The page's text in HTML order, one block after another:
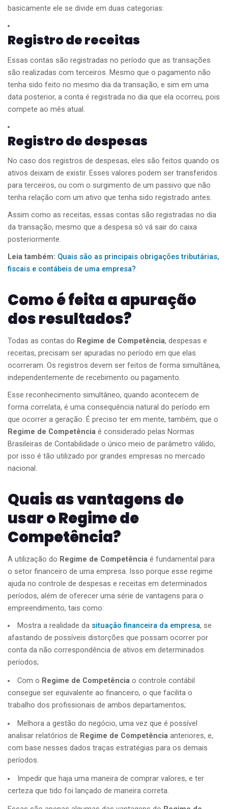
basicamente ele se divide em duas categorias:
Registro de receitas
Essas contas são registradas no período que as transações
são realizadas com terceiros. Mesmo que o pagamento não
tenha sido feito no mesmo dia da transação, e sim em uma
data posterior, a conta é registrada no dia que ela ocorreu, pois
compete ao mês atual.
Registro de despesas
No caso dos registros de despesas, eles são feitos quando os
ativos deixam de existir. Esses valores podem ser transferidos
para terceiros, ou com o surgimento de um passivo que não
tenha relação com um ativo que tenha sido registrado antes.
Assim como as receitas, essas contas são registradas no dia
da transação, mesmo que a despesa só vá sair do caixa
posteriormente.
Leia também: Quais são as principais obrigações tributárias,
fiscais e contábeis de uma empresa?
Como é feita a apuração
dos resultados?
Todas as contas do Regime de Competência, despesas e
receitas, precisam ser apuradas no período em que elas
ocorreram. Os registros devem ser feitos de forma simultânea,
independentemente de recebimento ou pagamento.
Esse reconhecimento simultâneo, quando acontecem de
forma correlata, é uma consequência natural do período em
que ocorrer a geração. É preciso ter em mente, também, que o
Regime de Competência é considerado pelas Normas
Brasileiras de Contabilidade o único meio de parâmetro válido,
por isso é tão utilizado por grandes empresas no mercado
nacional.
Quais as vantagens de
usar o Regime de
Competência?
A utilização do Regime de Competência é fundamental para
o setor financeiro de uma empresa. Isso porque esse regime
ajuda no controle de despesas e receitas em determinados
períodos, além de oferecer uma série de vantagens para o
empreendimento, tais como:
Mostra a realidade da situação financeira da empresa, se
afastando de possíveis distorções que possam ocorrer por
conta da não correspondência de ativos em determinados
períodos;
Com o Regime de Competência o controle contábil
consegue ser equivalente ao financeiro, o que facilita o
trabalho dos profissionais de ambos departamentos;
Melhora a gestão do negócio, uma vez que é possível
analisar relatórios de Regime de Competência anteriores, e,
com base nesses dados traças estratégias para os demais
períodos.
Impedir que haja uma maneira de comprar valores, e ter
certeza que tido foi lançado de maneira correta.